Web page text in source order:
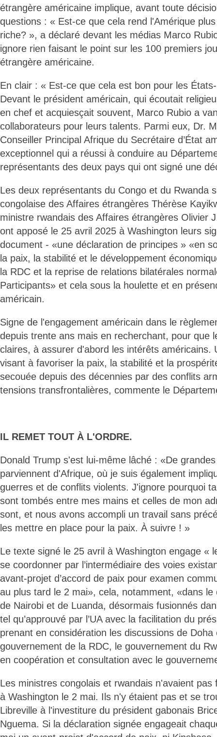
étrangère américaine implique, avant toute
questions : « Est-ce que cela rend l'Amérique
riche? », a déclaré devant les médias Marco
ignore rien faisant le point sur les 100 premiers
étrangère américaine.
En clair : « Est-ce que cela est bon pour les
Devant le président américain, qui écoutait
en chef et acquiesçait souvent, Marco Rubio a
collaborateurs pour leurs talents. Parmi eux, Dr.
Conseiller Principal Afrique du Secrétaire d’État
exceptionnel qui a réussi à conduire au
représentants des deux pays qui ont signé une
Les deux représentants du Congo et du Rwanda
congolaise des Affaires étrangères Thérèse
ministre rwandais des Affaires étrangères Olivier
ont apposé le 25 avril 2025 à Washington leurs
document - «une déclaration de principes » «en
la paix, la stabilité et le développement
la RDC et la reprise de relations bilatérales
Participants» et cela sous la houlette et en
américain.
Signe de l'engagement américain dans le
depuis trente ans mais en recherchant, pour que
claires, à assurer d'abord les intérêts américains.
visant à favoriser la paix, la stabilité et la
secouée depuis des décennies par des conflits
tensions transfrontalières, commente le
IL REMET TOUT À L'ORDRE.
Donald Trump s'est lui-même lâché : «De
parviennent d'Afrique, où je suis également
guerres et de conflits violents. J'ignore pourquoi
sont tombés entre mes mains et celles de mon
sont, et nous avons accompli un travail sans
les mettre en place pour la paix. À suivre ! »
Le texte signé le 25 avril à Washington engage «
se coordonner par l’intermédiaire des voies
avant-projet d’accord de paix pour examen
au plus tard le 2 mai», cela, notamment, «dans
de Nairobi et de Luanda, désormais fusionnés
tel qu’approuvé par l’UA avec la facilitation du
prenant en considération les discussions de
gouvernement de la RDC, le gouvernement du
en coopération et consultation avec le
Les ministres congolais et rwandais n'avaient
à Washington le 2 mai. Ils n'y étaient pas et se
Libreville à l'investiture du président gabonais
Nguema. Si la déclaration signée engageait